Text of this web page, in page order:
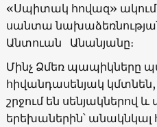
«Սպիտակ հովազ»
սանտա
Անտուան Անանյանը։
Մինչ Ձմեռ պապիկները
հիվանդասենյակ կմտնեն,
շրջում են սենյակներով
երեխաներին՝ անակնկալ